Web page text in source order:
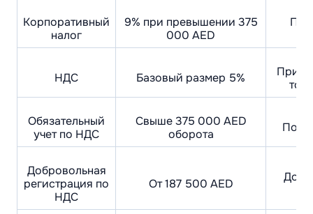
Корпоративный
налог
9% при превышении 375
000 AED
НДС Базовый размер 5%
Обязательный
учет по НДС
Свыше 375 000 AED
оборота
Добровольная
регистрация по
НДС
От 187 500 AED